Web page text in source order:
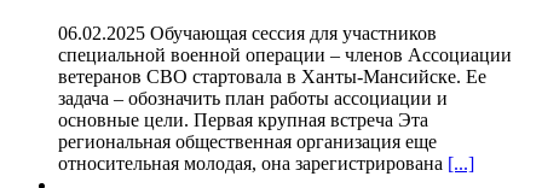
06.02.2025 Обучающая сессия для участников
специальной военной операции – членов Ассоциации
ветеранов СВО стартовала в Ханты-Мансийске. Ее
задача – обозначить план работы ассоциации и
основные цели. Первая крупная встреча Эта
региональная общественная организация еще
относительная молодая, она зарегистрирована [...]